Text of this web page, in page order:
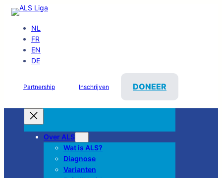
NL
FR
EN
DE
Partnership Inschrijven DONEER
Over ALS
Wat is ALS?
Diagnose
Varianten